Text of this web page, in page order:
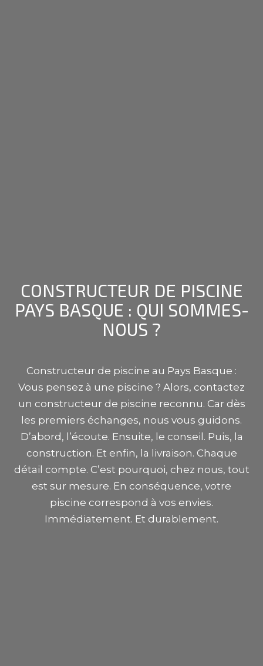
CONSTRUCTEUR DE PISCINE
PAYS BASQUE : QUI SOMMES-
NOUS ?
Constructeur de piscine au Pays Basque :
Vous pensez à une piscine ? Alors, contactez
un constructeur de piscine reconnu. Car dès
les premiers échanges, nous vous guidons.
D’abord, l’écoute. Ensuite, le conseil. Puis, la
construction. Et enfin, la livraison. Chaque
détail compte. C’est pourquoi, chez nous, tout
est sur mesure. En conséquence, votre
piscine correspond à vos envies.
Immédiatement. Et durablement.